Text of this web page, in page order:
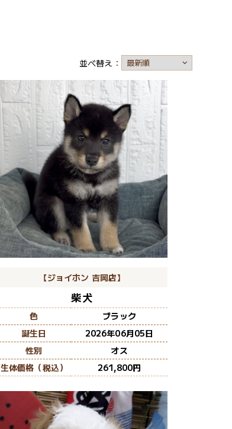
並べ替え：
【ジョイホン 吉岡店】
柴犬
色
ブラック
誕生日
2026年06月05日
性別
オス
生体価格（税込）
261,800